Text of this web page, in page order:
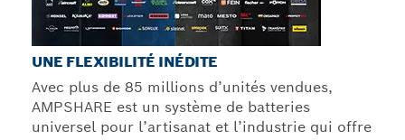
UNE FLEXIBILITÉ INÉDITE
Avec plus de 85 millions d’unités vendues,
AMPSHARE est un système de batteries
universel pour l’artisanat et l’industrie qui offre